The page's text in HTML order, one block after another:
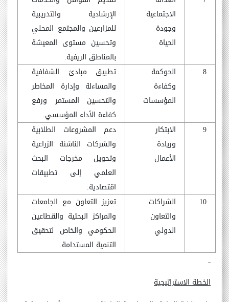
الاجتماعية
وجودة
الحياة
الإرشادية والتدريبية
للمزارعين والمجتمع المحلي
وتحسين مستوى المعيشة
بالمناطق الريفية.
8
الحوكمة
وكفاءة
المؤسسات
تطبيق مبادئ الشفافية
والمساءلة وإدارة المخاطر
والتحسين المستمر ورفع
كفاءة الأداء المؤسسي.
9
الابتكار
وريادة
الأعمال
دعم المشروعات الطلابية
والشركات الناشئة الزراعية
وتحويل مخرجات البحث
العلمي إلى تطبيقات
اقتصادية.
10
الشراكات
والتعاون
الدولي
تعزيز التعاون مع الجامعات
والمراكز البحثية والقطاعين
الحكومي والخاص لتحقيق
التنمية المستدامة.
الخطة الاستراتيجية